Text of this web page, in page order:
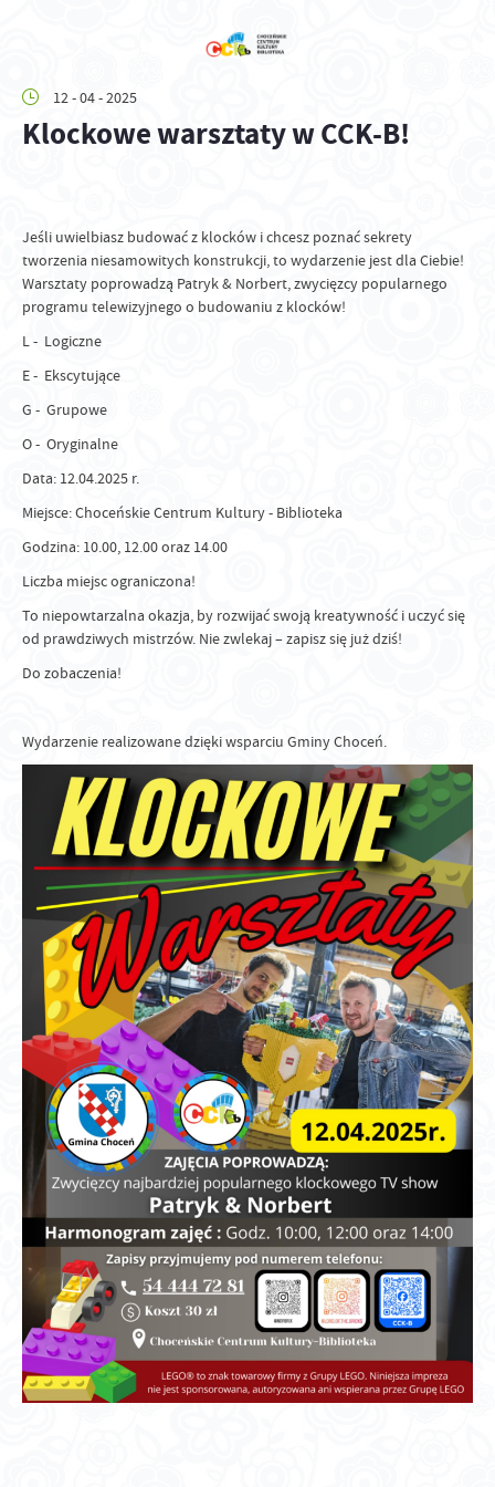
12 - 04 - 2025
Klockowe warsztaty w CCK-B!
Jeśli uwielbiasz budować z klocków i chcesz poznać sekrety
tworzenia niesamowitych konstrukcji, to wydarzenie jest dla Ciebie!
Warsztaty poprowadzą Patryk & Norbert, zwycięzcy popularnego
programu telewizyjnego o budowaniu z klocków!
L - Logiczne
E - Ekscytujące
G - Grupowe
O - Oryginalne
Data: 12.04.2025 r.
Miejsce: Choceńskie Centrum Kultury - Biblioteka
Godzina: 10.00, 12.00 oraz 14.00
Liczba miejsc ograniczona!
To niepowtarzalna okazja, by rozwijać swoją kreatywność i uczyć się
od prawdziwych mistrzów. Nie zwlekaj – zapisz się już dziś!
Do zobaczenia!
Wydarzenie realizowane dzięki wsparciu Gminy Choceń.